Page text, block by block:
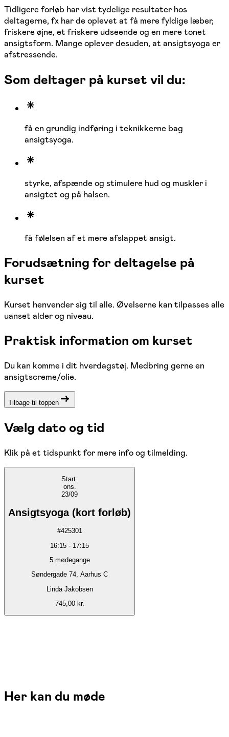
Tidligere forløb har vist tydelige resultater hos
deltagerne, fx har de oplevet at få mere fyldige læber,
friskere øjne, et friskere udseende og en mere tonet
ansigtsform. Mange oplever desuden, at ansigtsyoga er
afstressende.
Som deltager på kurset vil du:
få en grundig indføring i teknikkerne bag
ansigtsyoga.
styrke, afspænde og stimulere hud og muskler i
ansigtet og på halsen.
få følelsen af et mere afslappet ansigt.
Forudsætning for deltagelse på
kurset
Kurset henvender sig til alle. Øvelserne kan tilpasses alle
uanset alder og niveau.
Praktisk information om kurset
Du kan komme i dit hverdagstøj. Medbring gerne en
ansigtscreme/olie.
Tilbage til toppen
Vælg dato og tid
Klik på et tidspunkt for mere info og tilmelding.
Start
ons.
23/09
Ansigtsyoga (kort forløb)
#425301
16:15 - 17:15
5 mødegange
Søndergade 74, Aarhus C
Linda Jakobsen
745,00 kr.
Her kan du møde